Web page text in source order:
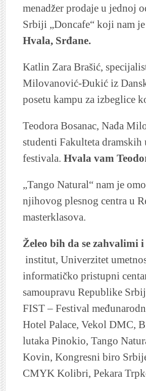
menadžer prodaje u jednoj
Srbiji „Doncafe“ koji nam
Hvala, Srđane.
Katlin Zara Brašić,
Milovanović-Đukić iz
posetu kampu za izbeglice
Teodora Bosanac, Nađa
studenti Fakulteta
festivala. Hvala vam
„Tango Natural“ nam je
njihovog plesnog centra u
masterklasova.
Želeo bih da se zahvalimi
institut, Univerzitet
informatičko pristupni
samoupravu Republike
FIST – Festival
Hotel Palace, Vekol DMC,
lutaka Pinokio, Tango
Kovin, Kongresni biro
CMYK Kolibri, Pekara